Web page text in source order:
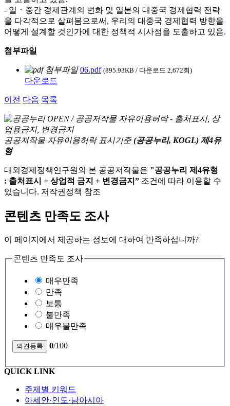
- 일ㆍ중간 경제관계의 변화 및 일본의 대중국 경제협력 전략
을 다각적으로 살펴봄으로써, 우리의 대중국 경제협력 방향을
어떻게 설계할 것인가에 대한 정책적 시사점을 도출하고 있음.
첨부파일
06.pdf (895.93KB / 다운로드 2,672회)
다운로드
이전 다음 목록
공공저작물 자유이용허락 표시기준 (공공누리, KOGL) 제4유
형
대외경제정책연구원의 본 공공저작물은 "공공누리 제4유형
: 출처표시 + 상업적 금지 + 변경금지” 조건에 따라 이용할 수
있습니다. 저작권정책 참조
콘텐츠 만족도 조사
이 페이지에서 제공하는 정보에 대하여 만족하십니까?
콘텐츠 만족도 조사
매우만족
만족
보통
불만족
매우불만족
0/100
QUICK LINK
주제별 키워드
아세안·인도·남아시아